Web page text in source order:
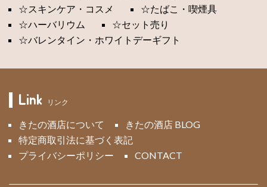
☆スキンケア・コスメ
☆たばこ・喫煙具
☆ハーバリウム
☆セット売り
☆バレンタイン・ホワイトデーギフト
Link リンク
きたの酒店について
きたの酒店 BLOG
特定商取引法に基づく表記
プライバシーポリシー
CONTACT